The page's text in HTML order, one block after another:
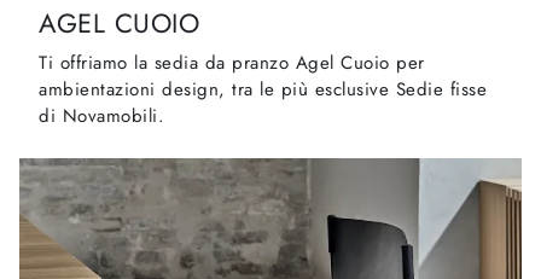
AGEL CUOIO
Ti offriamo la sedia da pranzo Agel Cuoio per
ambientazioni design, tra le più esclusive Sedie fisse
di Novamobili.